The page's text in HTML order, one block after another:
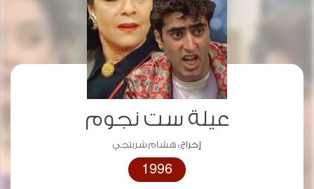
عيلة ست نجوم
إخراج :هشام شربتجي
1996